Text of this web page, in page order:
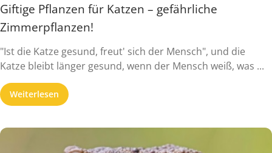
Giftige Pflanzen für Katzen – gefährliche
Zimmerpflanzen!
"Ist die Katze gesund, freut' sich der Mensch", und die
Katze bleibt länger gesund, wenn der Mensch weiß, was ...
Weiterlesen